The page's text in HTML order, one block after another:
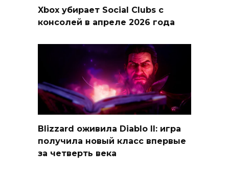
Xbox убирает Social Clubs с
консолей в апреле 2026 года
Blizzard оживила Diablo II: игра
получила новый класс впервые
за четверть века